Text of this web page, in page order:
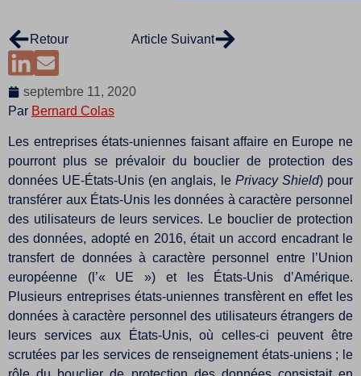
Retour Article Suivant
septembre 11, 2020
Par Bernard Colas
Les entreprises états-uniennes faisant affaire en Europe ne
pourront plus se prévaloir du bouclier de protection des
données UE-États-Unis (en anglais, le Privacy Shield) pour
transférer aux États-Unis les données à caractère personnel
des utilisateurs de leurs services. Le bouclier de protection
des données, adopté en 2016, était un accord encadrant le
transfert de données à caractère personnel entre l’Union
européenne (l’« UE ») et les États-Unis d’Amérique.
Plusieurs entreprises états-uniennes transfèrent en effet les
données à caractère personnel des utilisateurs étrangers de
leurs services aux États-Unis, où celles-ci peuvent être
scrutées par les services de renseignement états-uniens ; le